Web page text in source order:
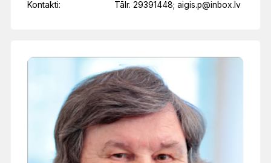
Kontakti:
Tālr. 29391448; aigis.p@inbox.lv